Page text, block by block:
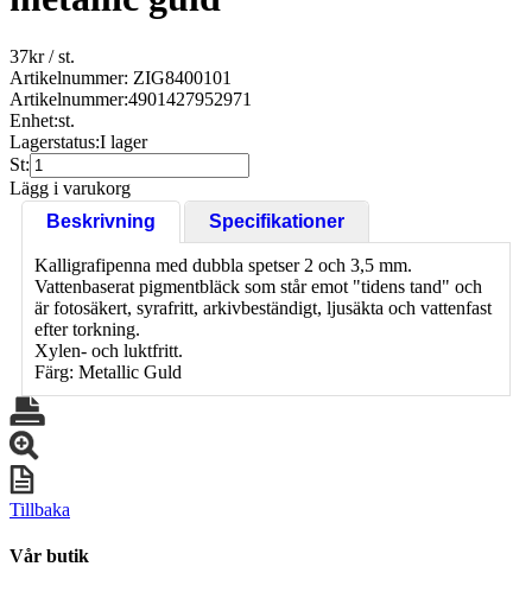
37kr/ st.
Artikelnummer: ZIG8400101
Artikelnummer:4901427952971
Enhet:st.
Lagerstatus:I lager
St:
Lägg i varukorg
Beskrivning
Specifikationer
Kalligrafipenna med dubbla spetser 2 och 3,5 mm.
Vattenbaserat pigmentbläck som står emot "tidens tand" och
är fotosäkert, syrafritt, arkivbeständigt, ljusäkta och vattenfast
efter torkning.
Xylen- och luktfritt.
Färg: Metallic Guld
Tillbaka
Vår butik